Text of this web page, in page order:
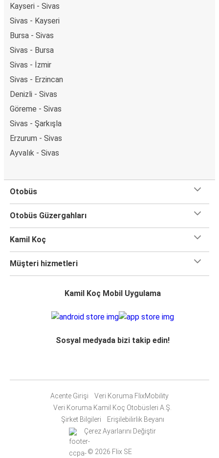
Kayseri - Sivas
Sivas - Kayseri
Bursa - Sivas
Sivas - Bursa
Sivas - İzmir
Sivas - Erzincan
Denizli - Sivas
Göreme - Sivas
Sivas - Şarkışla
Erzurum - Sivas
Ayvalık - Sivas
Otobüs
Otobüs Güzergahları
Kamil Koç
Müşteri hizmetleri
Kamil Koç Mobil Uygulama
Sosyal medyada bizi takip edin!
Acente Girişi
Veri Koruma FlixMobility
Veri Koruma Kamil Koç Otobüsleri A.Ş.
Şirket Bilgileri
Erişilebilirlik Beyanı
Çerez Ayarlarını Değiştir
© 2026 Flix SE